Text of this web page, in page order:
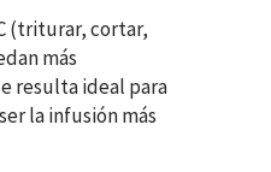
(triturar, cortar,
más
resulta ideal para
la infusión más